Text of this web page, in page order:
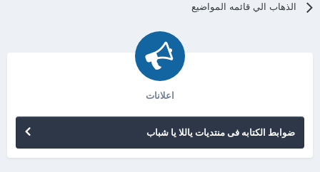
الذهاب الي قائمه المواضيع
اعلانات
ضوابط الكتابه فى منتديات ياللا يا شباب